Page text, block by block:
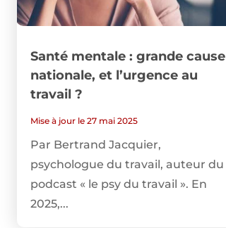
Santé mentale : grande cause
nationale, et l’urgence au
travail ?
Mise à jour le 27 mai 2025
Par Bertrand Jacquier,
psychologue du travail, auteur du
podcast « le psy du travail ». En
2025,...